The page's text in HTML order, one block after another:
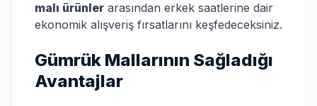
malı ürünler arasından erkek saatlerine dair
ekonomik alışveriş fırsatlarını keşfedeceksiniz.
Gümrük Mallarının Sağladığı
Avantajlar